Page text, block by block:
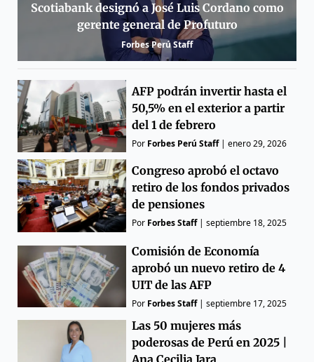
Scotiabank designó a José Luis Cordano como
gerente general de Profuturo
Forbes Perú Staff
AFP podrán invertir hasta el
50,5% en el exterior a partir
del 1 de febrero
Por Forbes Perú Staff|enero 29, 2026
Congreso aprobó el octavo
retiro de los fondos privados
de pensiones
Por Forbes Staff|septiembre 18, 2025
Comisión de Economía
aprobó un nuevo retiro de 4
UIT de las AFP
Por Forbes Staff|septiembre 17, 2025
Las 50 mujeres más
poderosas de Perú en 2025 |
Ana Cecilia Jara